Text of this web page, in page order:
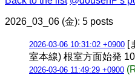
2026_03_06 (金): 5 posts
2026-03-06 10:31:02 +0900 [
室本線) 根室方面始発
2026-03-06 11:49:29 +0900